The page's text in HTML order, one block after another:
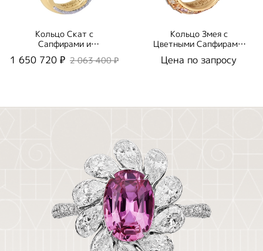
Кольцо Скат с
Сапфирами и
Бриллиантами, R0059-
0/1
1 650 720 ₽ 2 063 400 ₽
Кольцо Змея с
Цветными Сапфирами,
Цена по запросу